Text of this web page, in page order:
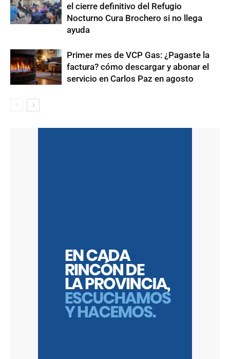
el cierre definitivo del Refugio
Nocturno Cura Brochero si no llega
ayuda
Primer mes de VCP Gas: ¿Pagaste la
factura? cómo descargar y abonar el
servicio en Carlos Paz en agosto